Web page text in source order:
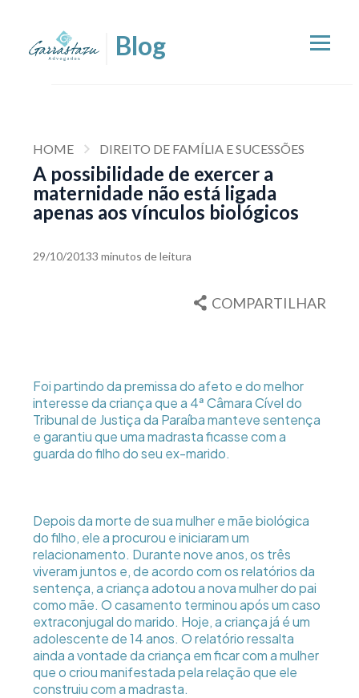
HOME DIREITO DE FAMÍLIA E SUCESSÕES
A possibilidade de exercer a
maternidade não está ligada
apenas aos vínculos biológicos
29/10/20133 minutos de leitura
COMPARTILHAR
Foi partindo da premissa do afeto e do melhor
interesse da criança que a 4ª Câmara Cível do
Tribunal de Justiça da Paraíba manteve sentença
e garantiu que uma madrasta ficasse com a
guarda do filho do seu ex-marido.
Depois da morte de sua mulher e mãe biológica
do filho, ele a procurou e iniciaram um
relacionamento. Durante nove anos, os três
viveram juntos e, de acordo com os relatórios da
sentença, a criança adotou a nova mulher do pai
como mãe. O casamento terminou após um caso
extraconjugal do marido. Hoje, a criança já é um
adolescente de 14 anos. O relatório ressalta
ainda a vontade da criança em ficar com a mulher
que o criou manifestada pela relação que ele
construiu com a madrasta.